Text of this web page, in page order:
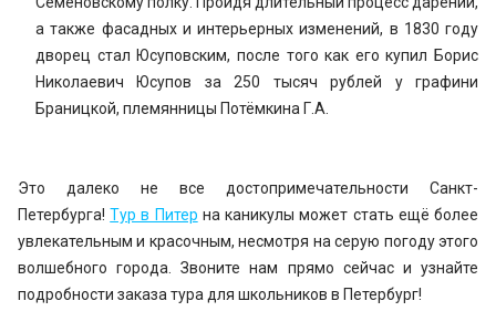
а также фасадных и интерьерных изменений, в 1830 году
дворец стал Юсуповским, после того как его купил Борис
Николаевич Юсупов за 250 тысяч рублей у графини
Браницкой, племянницы Потёмкина Г.А.
Это далеко не все достопримечательности Санкт-
Петербурга!Тур в Питер на каникулы может стать ещё более
увлекательным и красочным, несмотря на серую погоду этого
волшебного города. Звоните нам прямо сейчас и узнайте
подробности заказа тура для школьников в Петербург!